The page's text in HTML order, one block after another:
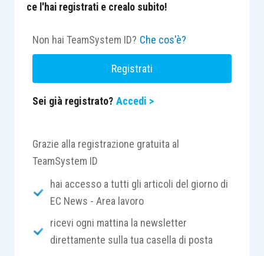
ce l'hai registrati e crealo subito!
Non hai TeamSystem ID? Che cos'è?
Registrati
Sei già registrato? Accedi >
Grazie alla registrazione gratuita al
TeamSystem ID
hai accesso a tutti gli articoli del giorno di
EC News - Area lavoro
ricevi ogni mattina la newsletter
direttamente sulla tua casella di posta